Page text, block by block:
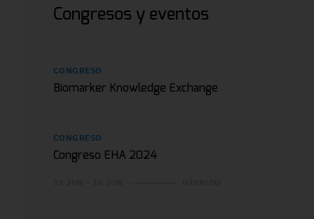
Congresos y eventos
CONGRESO
Biomarker Knowledge Exchange
CONGRESO
Congreso EHA 2024